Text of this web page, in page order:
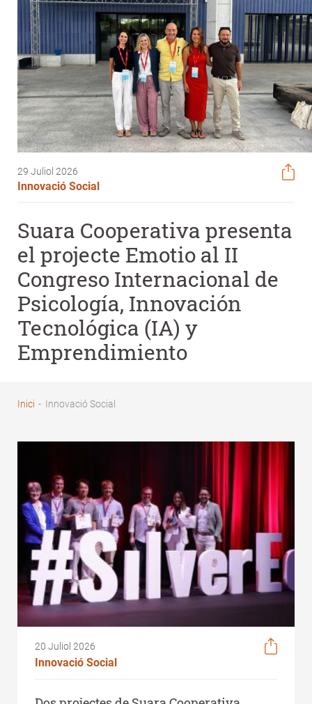
29 Juliol 2026
Innovació Social
Suara Cooperativa presenta
el projecte Emotio al II
Congreso Internacional de
Psicología, Innovación
Tecnológica (IA) y
Emprendimiento
d'Ariadna
Inici - Innovació Social
20 Juliol 2026
Innovació Social